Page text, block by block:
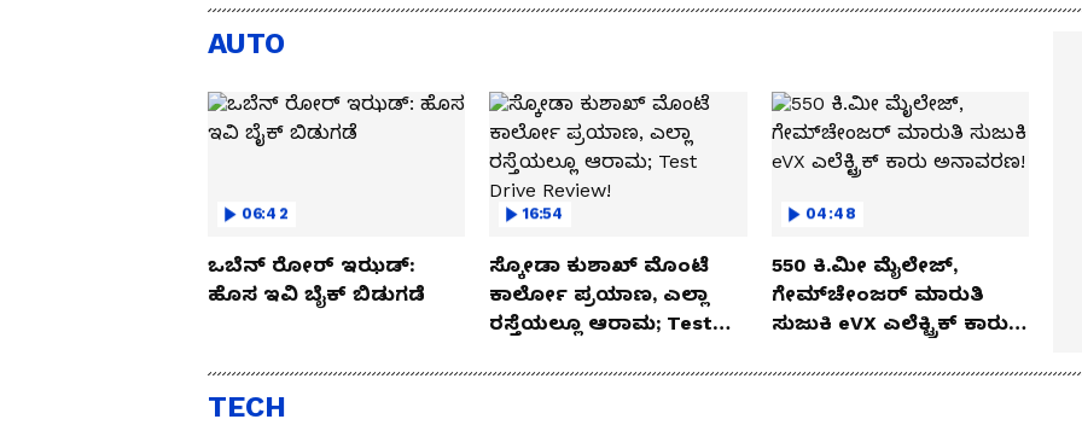
AUTO
06:42
ಒಬೆನ್ ರೋರ್ ಇಝಡ್:
ಹೊಸ ಇವಿ ಬೈಕ್ ಬಿಡುಗಡೆ
16:54
ಸ್ಕೋಡಾ ಕುಶಾಖ್ ಮೊಂಟೆ
ಕಾರ್ಲೋ ಪ್ರಯಾಣ, ಎಲ್ಲಾ
ರಸ್ತೆಯಲ್ಲೂ ಆರಾಮ; Test
04:48
550 ಕಿ.ಮೀ ಮೈಲೇಜ್,
ಗೇಮ್‌ಚೇಂಜರ್ ಮಾರುತಿ
ಸುಜುಕಿ eVX ಎಲೆಕ್ಟ್ರಿಕ್ ಕಾರು
TECH